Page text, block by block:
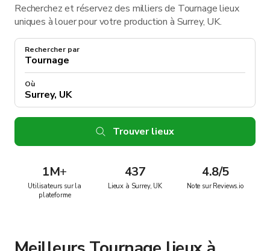
Recherchez et réservez des milliers de Tournage lieux
uniques à louer pour votre production à Surrey, UK.
Rechercher par
Où
Trouver lieux
1M+
Utilisateurs sur la
plateforme
437
Lieux à Surrey, UK
4.8/5
Note sur Reviews.io